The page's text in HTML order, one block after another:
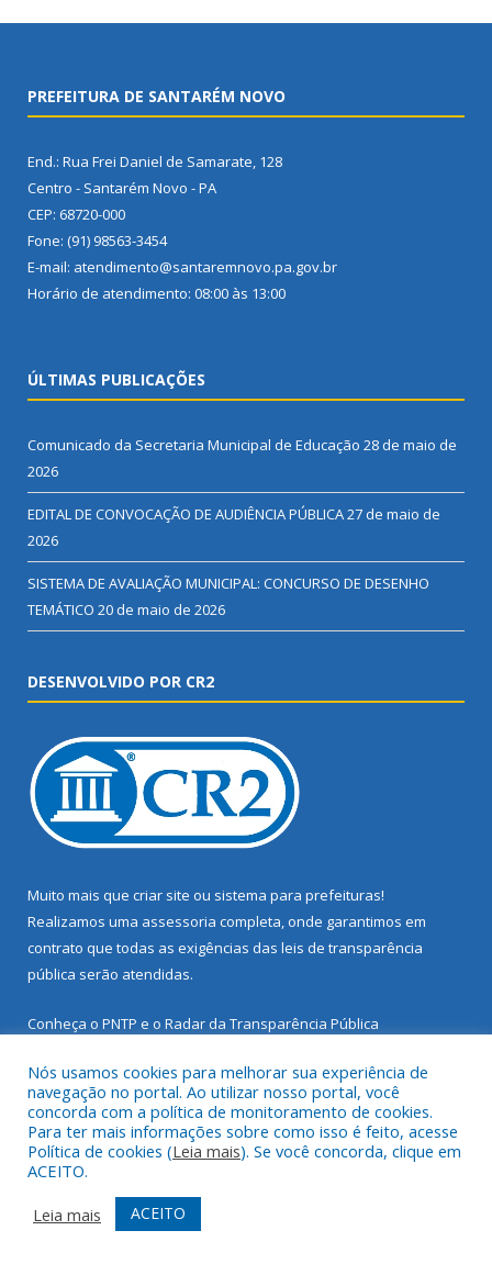
PREFEITURA DE SANTARÉM NOVO
End.: Rua Frei Daniel de Samarate, 128
Centro - Santarém Novo - PA
CEP: 68720-000
Fone: (91) 98563-3454
E-mail: atendimento@santaremnovo.pa.gov.br
Horário de atendimento: 08:00 às 13:00
ÚLTIMAS PUBLICAÇÕES
Comunicado da Secretaria Municipal de Educação 28 de maio de
2026
EDITAL DE CONVOCAÇÃO DE AUDIÊNCIA PÚBLICA27 de maio de
2026
SISTEMA DE AVALIAÇÃO MUNICIPAL: CONCURSO DE DESENHO
TEMÁTICO 20 de maio de 2026
DESENVOLVIDO POR CR2
Muito mais que criar site ou sistema para prefeituras!
Realizamos uma assessoria completa, onde garantimos em
contrato que todas as exigências das leis de transparência
pública serão atendidas.
Conheça o PNTP e o Radar da Transparência Pública
Todos os direitos reservados a Prefeitura Municipal de Santarém
Novo.
Mapa do Site
Acessar Área Administrativa
Acessar Webmail
Nós usamos cookies para melhorar sua experiência de
navegação no portal. Ao utilizar nosso portal, você
concorda com a política de monitoramento de cookies.
Para ter mais informações sobre como isso é feito, acesse
Política de cookies (Leia mais). Se você concorda, clique em
ACEITO.
Leia mais
ACEITO